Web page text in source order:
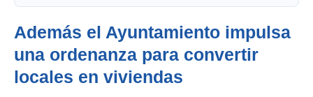
Además el Ayuntamiento impulsa
una ordenanza para convertir
locales en viviendas